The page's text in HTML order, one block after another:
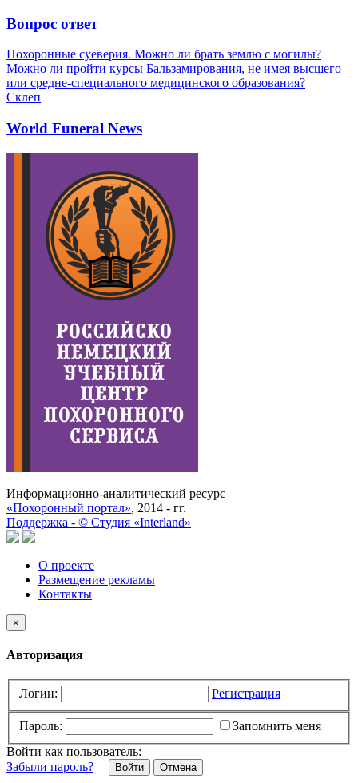
Вопрос ответ
Похоронные суеверия. Можно ли брать землю с могилы?
Можно ли пройти курсы Бальзамирования, не имея высшего
или средне-специального медицинского образования?
Склеп
World Funeral News
Информационно-аналитический ресурс
«Похоронный портал», 2014 - гг.
Поддержка - © Cтудия «Interland»
О проекте
Размещение рекламы
Контакты
×
Авторизация
Логин: Регистрация
Пароль:
Запомнить меня
Войти как пользователь:
Забыли пароль?
Отмена